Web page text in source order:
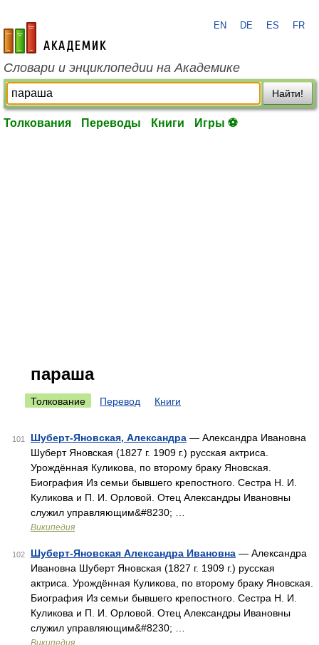
academic.ru
EN DE ES FR
Словари и энциклопедии на Академике
Найти!
Толкования Переводы Книги Игры ⚽
параша
Толкование Перевод Книги
101 Шуберт-Яновская, Александра — Александра Ивановна
Шуберт Яновская (1827 г. 1909 г.) русская актриса.
Урождённая Куликова, по второму браку Яновская.
Биография Из семьи бывшего крепостного. Сестра Н. И.
Куликова и П. И. Орловой. Отец Александры Ивановны
служил управляющим&#8230; …
Википедия
102 Шуберт-Яновская Александра Ивановна — Александра
Ивановна Шуберт Яновская (1827 г. 1909 г.) русская
актриса. Урождённая Куликова, по второму браку Яновская.
Биография Из семьи бывшего крепостного. Сестра Н. И.
Куликова и П. И. Орловой. Отец Александры Ивановны
служил управляющим&#8230; …
Википедия